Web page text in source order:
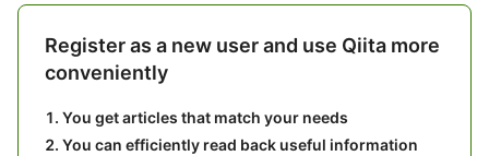
Register as a new user and use Qiita more
conveniently
You get articles that match your needs
You can efficiently read back useful information